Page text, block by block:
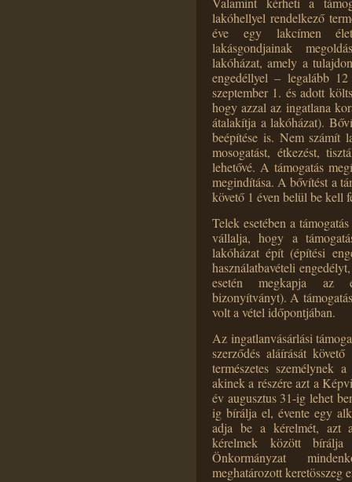
lakóhellyel rendelkező
éve egy lakcímen
lakásgondjainak
lakóházat, amely a
engedéllyel – legalább
szeptember 1. és adott
hogy azzal az ingatlana
átalakítja a lakóházat).
beépítése is. Nem számít
mosogatást, étkezést,
lehetővé. A támogatás
megindítása. A bővítést a
követő 1 éven belül be kell
Telek esetében a
vállalja, hogy a
lakóházat épít (építési
használatbavételi
esetén megkapja az
bizonyítványt). A
volt a vétel időpontjában.
Az ingatlanvásárlási
szerződés aláírását
természetes személynek
akinek a részére azt a
év augusztus 31-ig lehet
ig bírálja el, évente egy
adja be a kérelmét, azt
kérelmek között
Önkormányzat
meghatározott keretösszeg